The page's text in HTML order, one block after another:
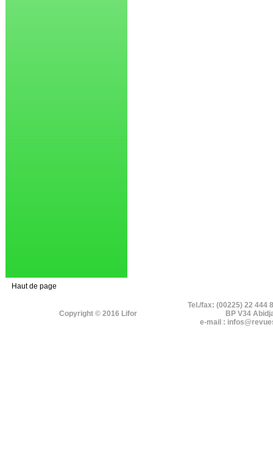
Haut de page
Copyright © 2016 Lifor
Tel./fax: (00225) 22 444
BP V34
e-mail :